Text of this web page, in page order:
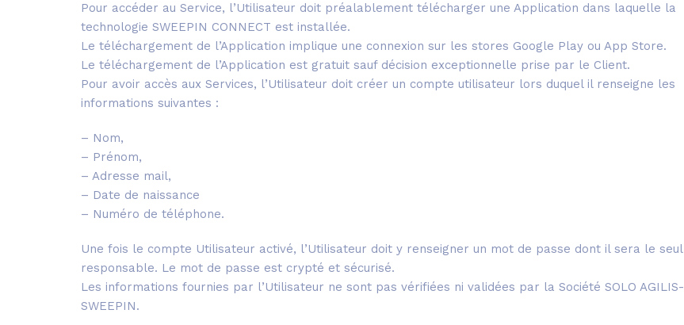
Pour accéder au Service, l’Utilisateur doit préalablement télécharger une Application dans laquelle la
technologie SWEEPIN CONNECT est installée.
Le téléchargement de l’Application implique une connexion sur les stores Google Play ou App Store.
Le téléchargement de l’Application est gratuit sauf décision exceptionnelle prise par le Client.
Pour avoir accès aux Services, l’Utilisateur doit créer un compte utilisateur lors duquel il renseigne les
informations suivantes :
– Nom,
– Prénom,
– Adresse mail,
– Date de naissance
– Numéro de téléphone.
Une fois le compte Utilisateur activé, l’Utilisateur doit y renseigner un mot de passe dont il sera le seul
responsable. Le mot de passe est crypté et sécurisé.
Les informations fournies par l’Utilisateur ne sont pas vérifiées ni validées par la Société SOLO AGILIS-
SWEEPIN.